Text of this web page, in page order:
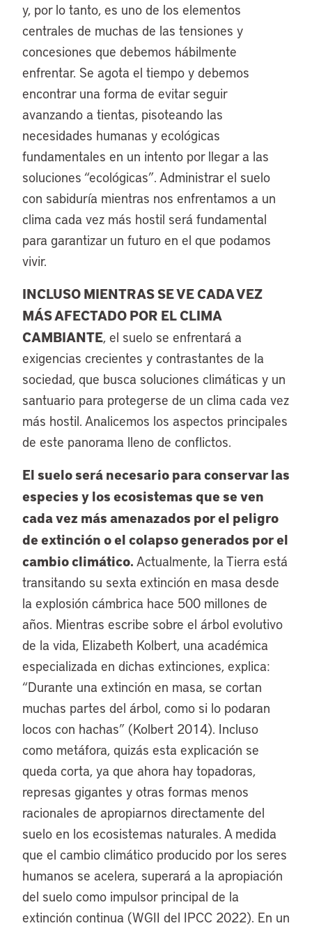
y, por lo tanto, es uno de los elementos
centrales de muchas de las tensiones y
concesiones que debemos hábilmente
enfrentar. Se agota el tiempo y debemos
encontrar una forma de evitar seguir
avanzando a tientas, pisoteando las
necesidades humanas y ecológicas
fundamentales en un intento por llegar a las
soluciones “ecológicas”. Administrar el suelo
con sabiduría mientras nos enfrentamos a un
clima cada vez más hostil será fundamental
para garantizar un futuro en el que podamos
vivir.
INCLUSO MIENTRAS SE VE CADA VEZ
MÁS AFECTADO POR EL CLIMA
CAMBIANTE, el suelo se enfrentará a
exigencias crecientes y contrastantes de la
sociedad, que busca soluciones climáticas y un
santuario para protegerse de un clima cada vez
más hostil. Analicemos los aspectos principales
de este panorama lleno de conflictos.
El suelo será necesario para conservar las
especies y los ecosistemas que se ven
cada vez más amenazados por el peligro
de extinción o el colapso generados por el
cambio climático. Actualmente, la Tierra está
transitando su sexta extinción en masa desde
la explosión cámbrica hace 500 millones de
años. Mientras escribe sobre el árbol evolutivo
de la vida, Elizabeth Kolbert, una académica
especializada en dichas extinciones, explica:
“Durante una extinción en masa, se cortan
muchas partes del árbol, como si lo podaran
locos con hachas” (Kolbert 2014). Incluso
como metáfora, quizás esta explicación se
queda corta, ya que ahora hay topadoras,
represas gigantes y otras formas menos
racionales de apropiarnos directamente del
suelo en los ecosistemas naturales. A medida
que el cambio climático producido por los seres
humanos se acelera, superará a la apropiación
del suelo como impulsor principal de la
extinción continua (WGII del IPCC 2022). En un